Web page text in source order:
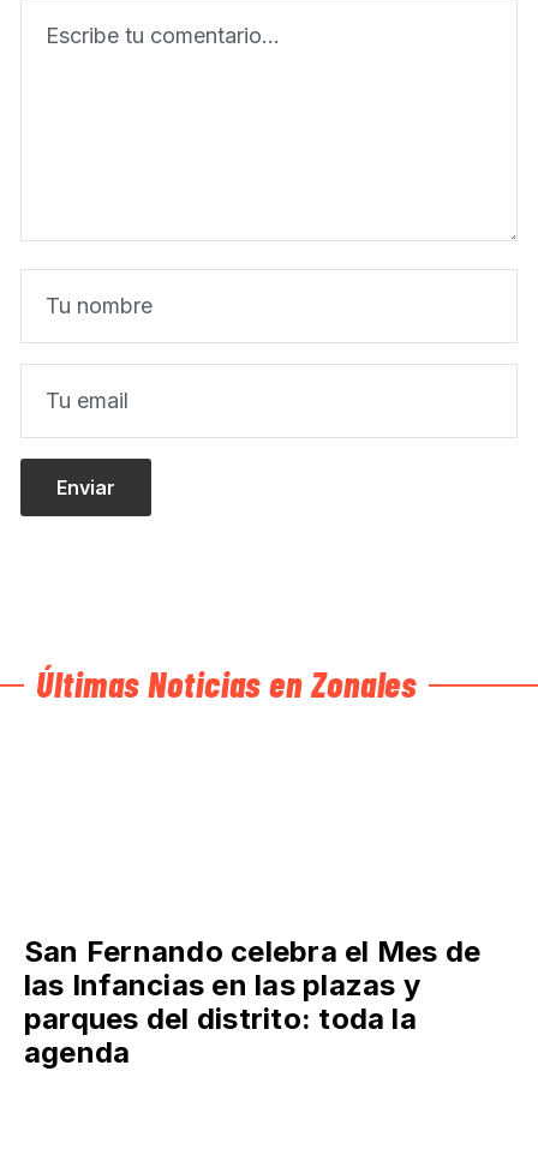
Últimas Noticias en Zonales
San Fernando celebra el Mes de